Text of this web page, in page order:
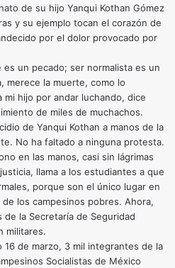
de su hijo Yanqui Kothan Gómez
y su ejemplo tocan el corazón de
por el dolor provocado por
un pecado; ser normalista es un
merece la muerte, como lo
hijo por andar luchando, dice
de miles de muchachos.
de Yanqui Kothan a manos de la
No ha faltado a ninguna protesta.
en las manos, casi sin lágrimas
llama a los estudiantes a que
porque son el único lugar en
los campesinos pobres. Ahora,
la Secretaría de Seguridad
militares.
16 de marzo, 3 mil integrantes de la
Socialistas de México